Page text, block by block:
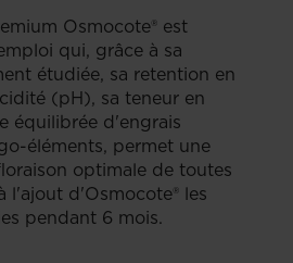
Osmocote® est
qui, grâce à sa
étudiée, sa retention en
(pH), sa teneur en
équilibrée d'engrais
éléments, permet une
optimale de toutes
l'ajout d'Osmocote® les
pendant 6 mois.